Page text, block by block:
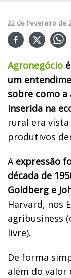
22 de Fevereiro de
Agronegócio
um
sobre como
inserida na
rural era vista
produtivos
A expressão
década de
Goldberg e
Harvard, nos
agribusiness
livre).
De forma
além do valor